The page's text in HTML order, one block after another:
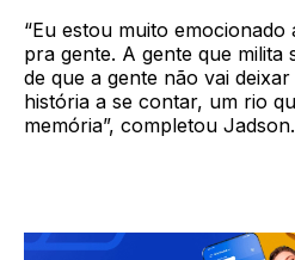
“Eu estou muito
pra gente. A gente que milita
de que a gente não vai
história a se contar, um rio
memória”, completou Jadson.